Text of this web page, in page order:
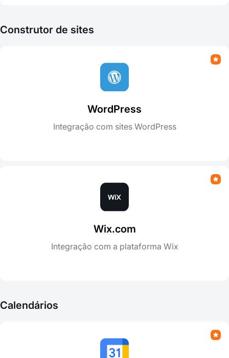
Construtor de sites
WordPress
Integração com sites WordPress
Wix.com
Integração com a plataforma Wix
Calendários